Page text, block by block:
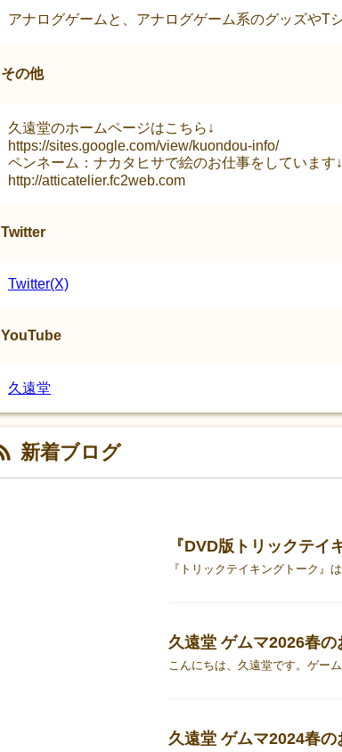
アナログゲームと、アナログゲーム系のグッズやT
その他
久遠堂のホームページはこちら↓
https://sites.google.com/view/kuondou-info/
ペンネーム：ナカタヒサで絵のお仕事をしています↓
http://atticatelier.fc2web.com
Twitter
Twitter(X)
YouTube
久遠堂
新着ブログ
『DVD版トリックテ
久遠堂 ゲムマ2026春
久遠堂 ゲムマ2024春